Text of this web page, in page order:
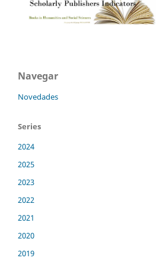
Navegar
Novedades
Series
2024
2025
2023
2022
2021
2020
2019